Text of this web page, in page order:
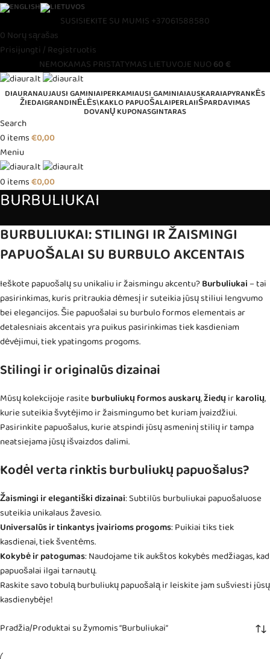
SUSISIEKITE SU MUMIS +37061588580
0 Norų sąrašas
Prisijungti / Registruotis
NEMOKAMAS PRISTATYMAS LIETUVOJE NUO 60 €
DIAURANAUJAUSI GAMINIAIPERKAMIAUSI GAMINIAIAUSKARAIAPYRANKĖS
ŽIEDAIGRANDINĖLĖS\KAKLO PAPUOŠALAIPERLAIIŠPARDAVIMAS
DOVANŲ KUPONASGINTARAS
Search
0 items€0,00
Meniu
0 items€0,00
BURBULIUKAI
BURBULIUKAI: STILINGI IR ŽAISMINGI
PAPUOŠALAI SU BURBULO AKCENTAIS
Ieškote papuošalų su unikaliu ir žaismingu akcentu?Burbuliukai – tai
pasirinkimas, kuris pritraukia dėmesį ir suteikia jūsų stiliui lengvumo
bei elegancijos. Šie papuošalai su burbulo formos elementais ar
detalesniais akcentais yra puikus pasirinkimas tiek kasdieniam
dėvėjimui, tiek ypatingoms progoms.
Stilingi ir originalūs dizainai
Mūsų kolekcijoje rasiteburbuliukų formos auskarų,žiedųirkarolių,
kurie suteikia švytėjimo ir žaismingumo bet kuriam įvaizdžiui.
Pasirinkite papuošalus, kurie atspindi jūsų asmeninį stilių ir tampa
neatsiejama jūsų išvaizdos dalimi.
Kodėl verta rinktis burbuliukų papuošalus?
Žaismingi ir elegantiški dizainai: Subtilūs burbuliukai papuošaluose
suteikia unikalaus žavesio.
Universalūs ir tinkantys įvairioms progoms: Puikiai tiks tiek
kasdienai, tiek šventėms.
Kokybė ir patogumas: Naudojame tik aukštos kokybės medžiagas, kad
papuošalai ilgai tarnautų.
Raskite savo tobulą burbuliukų papuošalą ir leiskite jam sušviesti jūsų
kasdienybėje!
Pradžia Produktai su žymomis “Burbuliukai”